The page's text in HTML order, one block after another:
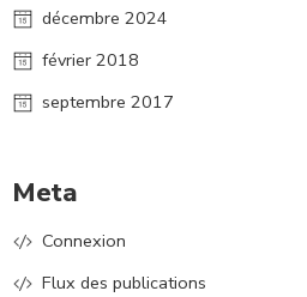
décembre 2024
février 2018
septembre 2017
Meta
Connexion
Flux des publications